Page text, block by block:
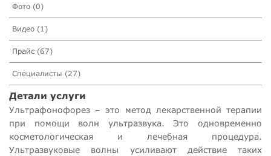
Фото (0)
Видео (1)
Прайс (67)
Специалисты (27)
Детали услуги
Ультрафонофорез – это метод лекарственной терапии
при помощи волн ультразвука. Это одновременно
косметологическая и лечебная процедура.
Ультразвуковые волны усиливают действие таких